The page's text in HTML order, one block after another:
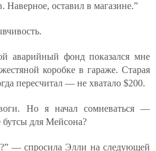
Наверное, оставил в магазине.”
аварийный фонд показался мне
коробке в гараже. Старая
пересчитал — не хватало $200.
Но я начал сомневаться —
для Мейсона?
— спросила Элли на следующей